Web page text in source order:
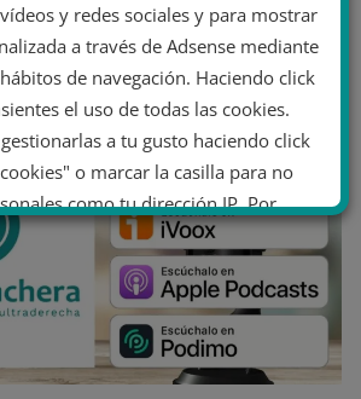
y redes sociales y para mostrar
a través de Adsense mediante
de navegación. Haciendo click
el uso de todas las cookies.
a tu gusto haciendo click
o marcar la casilla para no
como tu dirección IP. Por
nuestra Política de cookies.
personal
Aceptar cookies